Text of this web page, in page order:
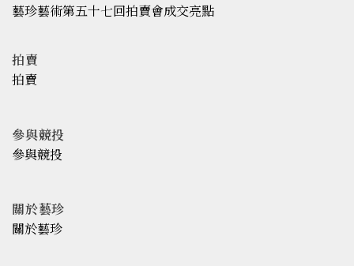
藝珍藝術第五十七回拍賣會成交亮點
拍賣
拍賣
參與競投
參與競投
關於藝珍
關於藝珍